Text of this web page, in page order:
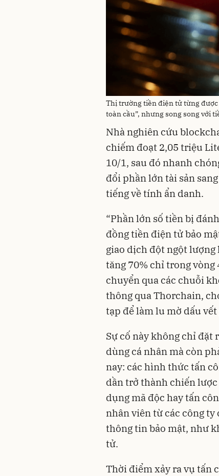
Thị trường tiền điện tử từng được
toàn cầu”, nhưng song song với
Nhà nghiên cứu
chiếm đoạt 2,05 triệu
10/1, sau đó nhanh
đổi phần lớn tài sản
tiếng về tính ẩn danh.
“Phần lớn số tiền bị
đồng tiền điện tử bảo
giao dịch đột ngột lượng
tăng 70% chỉ trong vòng
chuyển qua các chuỗi
thông qua Thorchain,
tạp để làm lu mờ dấu
Sự cố này không chỉ đặt
dùng cá nhân mà còn
nay: các hình thức tấn
dần trở thành chiến
dụng mã độc hay tấn
nhân viên từ các công
thông tin bảo mật, như
tử.
Thời điểm xảy ra vụ tấn